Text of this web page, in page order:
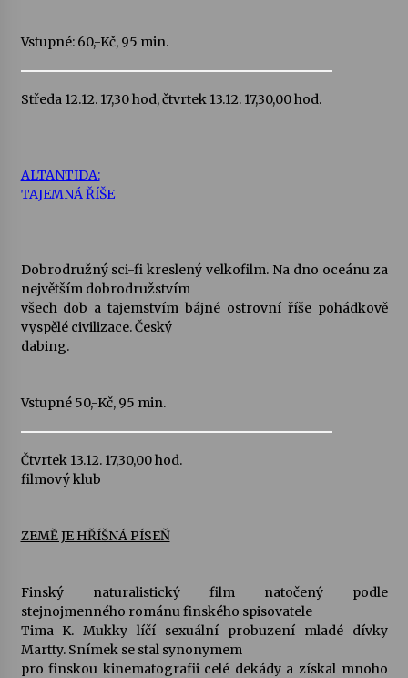
Vstupné: 60,-Kč, 95 min.
Středa 12.12. 17,30 hod, čtvrtek 13.12. 17,30,00 hod.
ALTANTIDA:
TAJEMNÁ ŘÍŠE
Dobrodružný sci-fi kreslený velkofilm. Na dno oceánu za
největším dobrodružstvím
všech dob a tajemstvím bájné ostrovní říše pohádkově
vyspělé civilizace. Český
dabing.
Vstupné 50,-Kč, 95 min.
Čtvrtek 13.12. 17,30,00 hod.
filmový klub
ZEMĚ JE HŘÍŠNÁ PÍSEŇ
Finský naturalistický film natočený podle
stejnojmenného románu finského spisovatele
Tima K. Mukky líčí sexuální probuzení mladé dívky
Martty. Snímek se stal synonymem
pro finskou kinematografii celé dekády a získal mnoho